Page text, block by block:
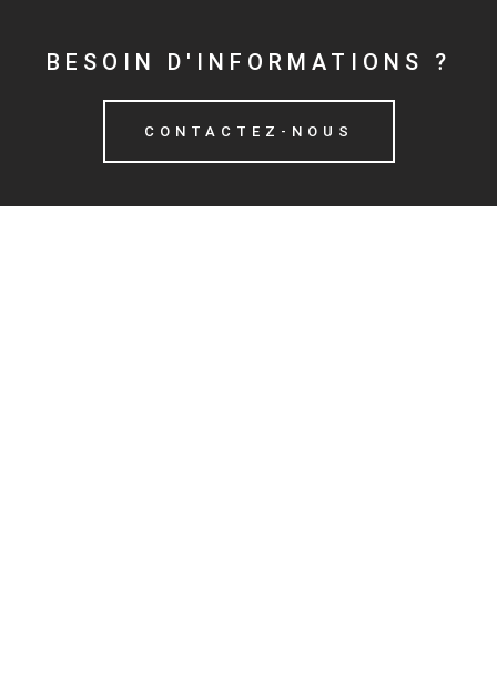
BESOIN D'INFORMATIONS ?
CONTACTEZ-NOUS